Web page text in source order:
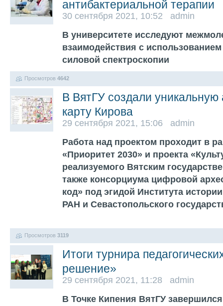
антибактериальной терапии
30 сентября 2021, 10:52 admin
В университете исследуют
взаимодействия с
силовой спектроскопии
Просмотров 4642
В ВятГУ создали уникальную
карту Кирова
29 сентября 2021, 15:06 admin
Работа над проектом проходит в
«Приоритет 2030» и проекта
реализуемого Вятским
также консорциума цифровой
код» под эгидой Института
РАН и Севастопольского
Просмотров 3119
Итоги турнира
решение»
29 сентября 2021, 11:28 admin
В Точке Кипения ВятГУ